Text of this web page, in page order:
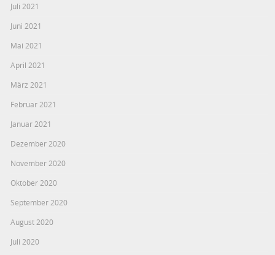
Juli 2021
Juni 2021
Mai 2021
April 2021
März 2021
Februar 2021
Januar 2021
Dezember 2020
November 2020
Oktober 2020
September 2020
August 2020
Juli 2020